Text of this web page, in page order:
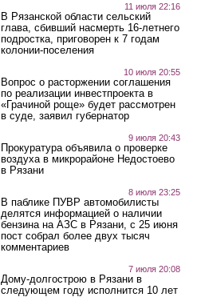
11 июля 22:16
В Рязанской области сельский
глава, сбивший насмерть 16-летнего
подростка, приговорен к 7 годам
колонии-поселения
10 июля 20:55
Вопрос о расторжении соглашения
по реализации инвестпроекта в
«Грачиной роще» будет рассмотрен
в суде, заявил губернатор
9 июля 20:43
Прокуратура объявила о проверке
воздуха в микрорайоне Недостоево
в Рязани
8 июля 23:25
В паблике ПУВР автомобилисты
делятся информацией о наличии
бензина на АЗС в Рязани, с 25 июня
пост собрал более двух тысяч
комментариев
7 июля 20:08
Дому-долгострою в Рязани в
следующем году исполнится 10 лет